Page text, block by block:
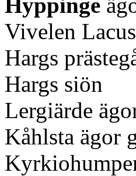
Vivelen Lacus
Hargs
Hargs siön
Lergiärde
Kåhlsta ägor